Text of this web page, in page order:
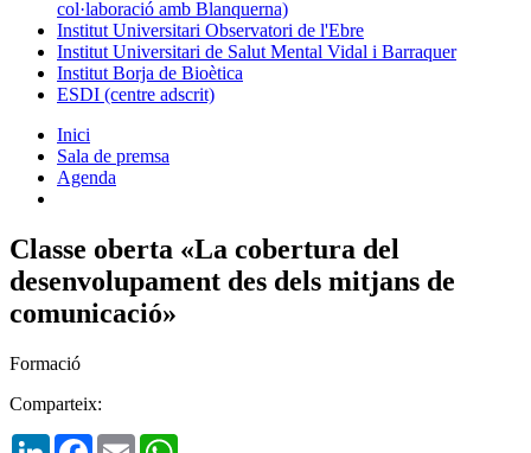
col·laboració amb Blanquerna)
Institut Universitari Observatori de l'Ebre
Institut Universitari de Salut Mental Vidal i Barraquer
Institut Borja de Bioètica
ESDI (centre adscrit)
Inici
Sala de premsa
Agenda
Classe oberta «La cobertura del
desenvolupament des dels mitjans de
comunicació»
Formació
Comparteix:
LinkedInFacebook
Email